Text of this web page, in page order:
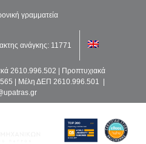
γραμματεία
ανάγκης: 11771
2610.996.502 | Προπτυχιακά
| Μέλη ΔΕΠ 2610.996.501